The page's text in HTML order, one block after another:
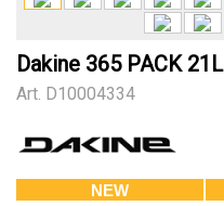
Dakine 365 PACK 21L
Art. D10004334
NEW